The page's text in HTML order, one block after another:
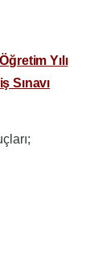
Yılı
Sınavı